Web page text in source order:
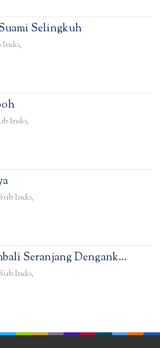
Selingkuh
Indo,
Indo,
Indo,
Seranjang Dengank…
Indo,